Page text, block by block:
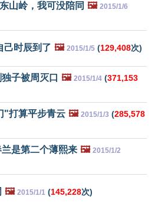
山岭，我可没陪同 🖼️ 2015/1/6
己时辰到了 🖼️ 2015/1/5 (129,408次)
子被周灭口 🖼️ 2015/1/4 (371,153
"打算平步青云 🖼️ 2015/1/3 (285,578
是第二个薄熙来 🖼️ 2015/1/2
🖼️ 2015/1/1 (145,228次)